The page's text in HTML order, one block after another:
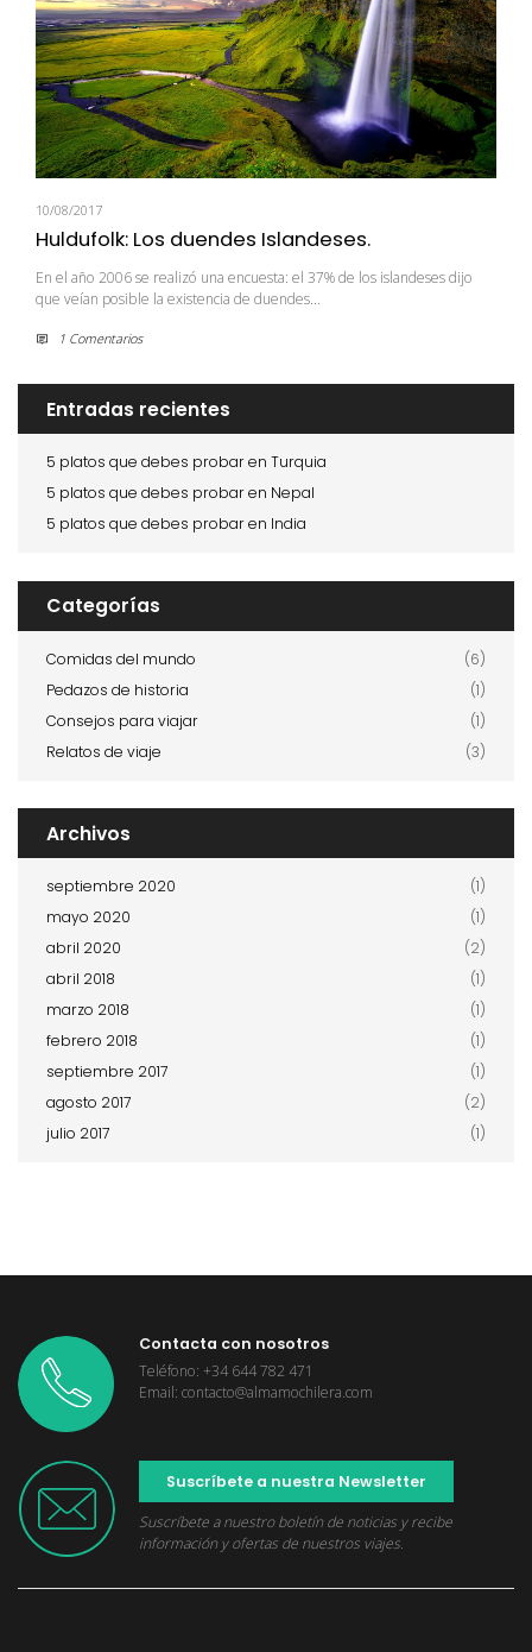
10/08/2017
Huldufolk: Los duendes Islandeses.
En el año 2006 se realizó una encuesta: el 37% de los islandeses dijo
que veían posible la existencia de duendes...
1 Comentarios
Entradas recientes
5 platos que debes probar en Turquia
5 platos que debes probar en Nepal
5 platos que debes probar en India
Categorías
Comidas del mundo
(6)
Pedazos de historia
(1)
Consejos para viajar
(1)
Relatos de viaje
(3)
Archivos
septiembre 2020
(1)
mayo 2020
(1)
abril 2020
(2)
abril 2018
(1)
marzo 2018
(1)
febrero 2018
(1)
septiembre 2017
(1)
agosto 2017
(2)
julio 2017
(1)
Contacta con nosotros
Teléfono: +34 644 782 471
Email: contacto@almamochilera.com
Suscríbete a nuestra Newsletter
Suscríbete a nuestro boletín de noticias y recibe
información y ofertas de nuestros viajes.